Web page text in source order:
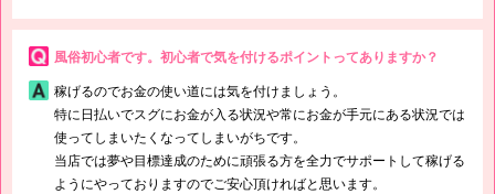
風俗初心者です。初心者で気を付けるポイントってありますか？
稼げるのでお金の使い道には気を付けましょう。
特に日払いでスグにお金が入る状況や常にお金が手元にある状況では
使ってしまいたくなってしまいがちです。
当店では夢や目標達成のために頑張る方を全力でサポートして稼げる
ようにやっておりますのでご安心頂ければと思います。